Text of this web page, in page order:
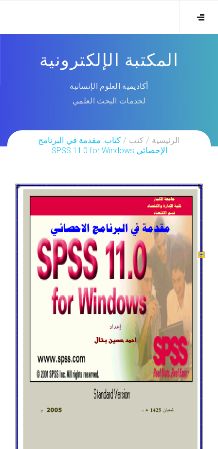
المكتبة الإلكترونية
أكاديمية العلوم الإنسانية
لخدمات البحث العلمي
الرئيسية كتب
كتاب: مقدمة في البرنامج
الإحصائي SPSS 11.0 for Windows.